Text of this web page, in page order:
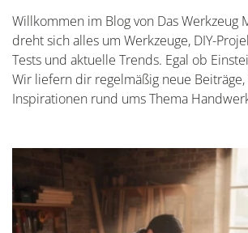
Willkommen im Blog von Das Werkzeug
dreht sich alles um Werkzeuge, DIY-
Tests und aktuelle Trends. Egal ob
Wir liefern dir regelmäßig neue
Inspirationen rund ums Thema